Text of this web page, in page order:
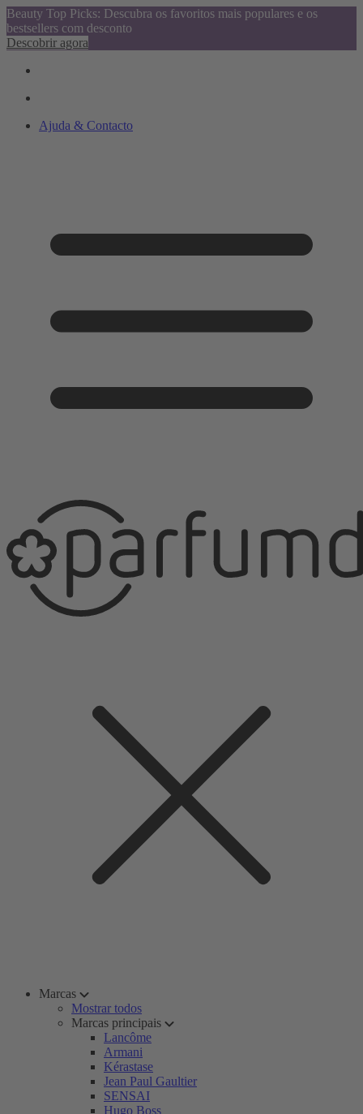
Beauty Top Picks: Descubra os favoritos mais populares e os
bestsellers com desconto
Descobrir agora
Ajuda & Contacto
Marcas
Mostrar todos
Marcas principais
Lancôme
Armani
Kérastase
Jean Paul Gaultier
SENSAI
Hugo Boss